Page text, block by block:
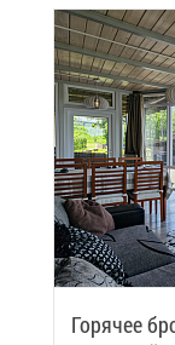
Го­ря­чее